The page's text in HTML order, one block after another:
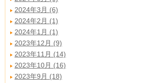
2024年3月 (6)
2024年2月 (1)
2024年1月 (1)
2023年12月 (9)
2023年11月 (14)
2023年10月 (16)
2023年9月 (18)